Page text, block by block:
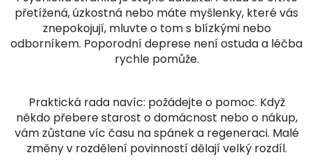
přetížená, úzkostná nebo máte myšlenky, které vás
znepokojují, mluvte o tom s blízkými nebo
odborníkem. Poporodní deprese není ostuda a léčba
rychle pomůže.
Praktická rada navíc: požádejte o pomoc. Když
někdo přebere starost o domácnost nebo o nákup,
vám zůstane víc času na spánek a regeneraci. Malé
změny v rozdělení povinností dělají velký rozdíl.